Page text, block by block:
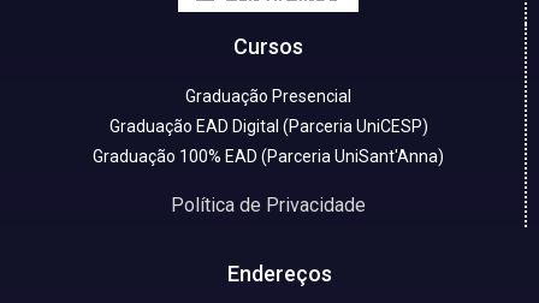
Cursos
Graduação Presencial
Graduação EAD Digital (Parceria UniCESP)
Graduação 100% EAD (Parceria UniSant'Anna)
Política de Privacidade
Endereços